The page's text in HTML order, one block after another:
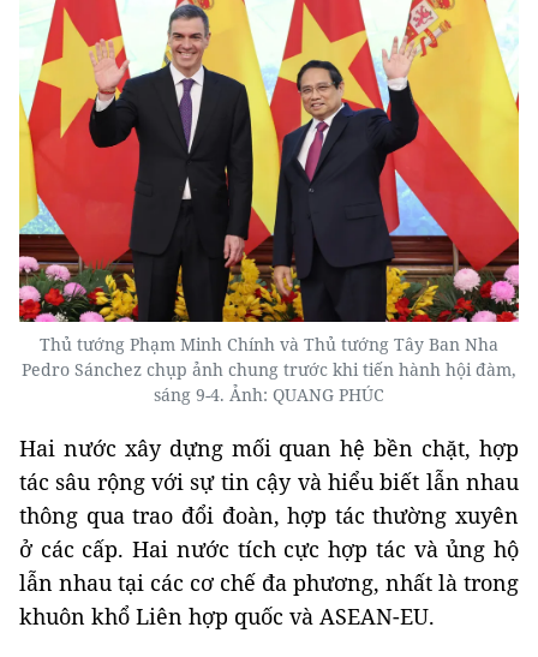
Thủ tướng Phạm Minh Chính và Thủ tướng Tây Ban Nha
Pedro Sánchez chụp ảnh chung trước khi tiến hành hội đàm,
sáng 9-4. Ảnh: QUANG PHÚC
Hai nước xây dựng mối quan hệ bền chặt, hợp
tác sâu rộng với sự tin cậy và hiểu biết lẫn nhau
thông qua trao đổi đoàn, hợp tác thường xuyên
ở các cấp. Hai nước tích cực hợp tác và ủng hộ
lẫn nhau tại các cơ chế đa phương, nhất là trong
khuôn khổ Liên hợp quốc và ASEAN-EU.